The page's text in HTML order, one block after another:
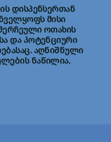
დისპენსერთან
მისი
ოთახის
და პოტენციური
აღნიშნული
ნაწილია.